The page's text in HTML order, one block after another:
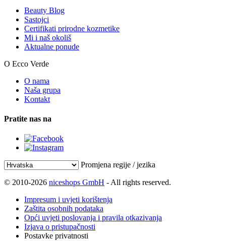
Beauty Blog
Sastojci
Certifikati prirodne kozmetike
Mi i naš okoliš
Aktualne ponude
O Ecco Verde
O nama
Naša grupa
Kontakt
Pratite nas na
Promjena regije / jezika
© 2010-2026 niceshops GmbH - All rights reserved.
Impresum i uvjeti korištenja
Zaštita osobnih podataka
Opći uvjeti poslovanja i pravila otkazivanja
Izjava o pristupačnosti
Postavke privatnosti